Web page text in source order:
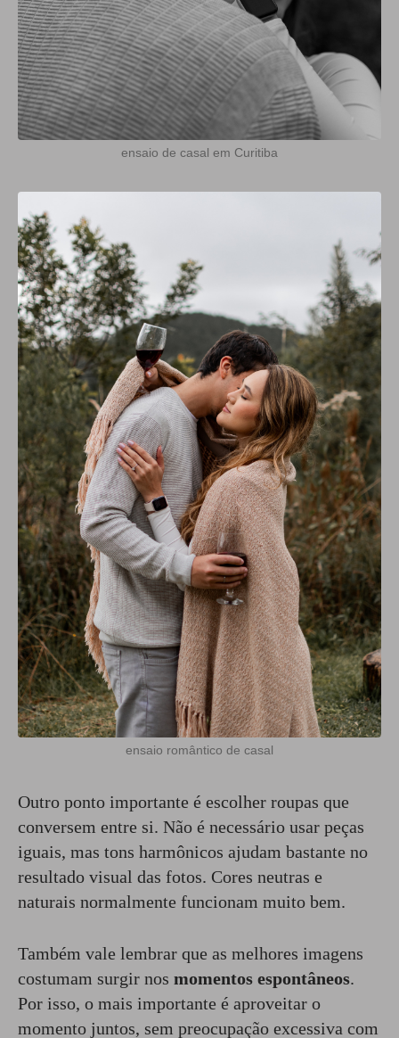
ensaio de casal em Curitiba
ensaio romântico de casal
Outro ponto importante é escolher roupas que
conversem entre si. Não é necessário usar peças
iguais, mas tons harmônicos ajudam bastante no
resultado visual das fotos. Cores neutras e
naturais normalmente funcionam muito bem.
Também vale lembrar que as melhores imagens
costumam surgir nos momentos espontâneos.
Por isso, o mais importante é aproveitar o
momento juntos, sem preocupação excessiva com